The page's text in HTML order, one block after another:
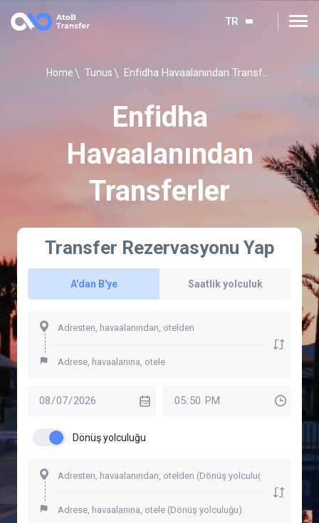
TR
Home Tunus Enfidha Havaalanından Transferler
Enfidha
Havaalanından
Transferler
Transfer Rezervasyonu Yap
A'dan B'ye Saatlik yolculuk
Dönüş yolculuğu